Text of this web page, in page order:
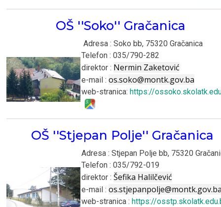
OŠ ''Soko'' Gračanica
Adresa : Soko bb, 75320 Gračanica
Telefon : 035/790-282
direktor : Nermin Zaketović
e-mail : os.soko@montk.gov.ba
web-stranica: https://
OŠ ''Stjepan Polje'' Gračanica
Adresa : Stjepan Polje bb, 75320
Telefon : 035/792-019
direktor : Šefika Halilčević
e-mail :
web-stranica : https://